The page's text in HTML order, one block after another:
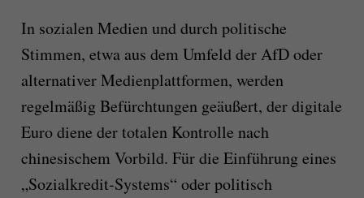
In sozialen Medien und durch politische
Stimmen, etwa aus dem Umfeld der AfD oder
alternativer Medienplattformen, werden
regelmäßig Befürchtungen geäußert, der digitale
Euro diene der totalen Kontrolle nach
chinesischem Vorbild. Für die Einführung eines
„Sozialkredit-Systems“ oder politisch